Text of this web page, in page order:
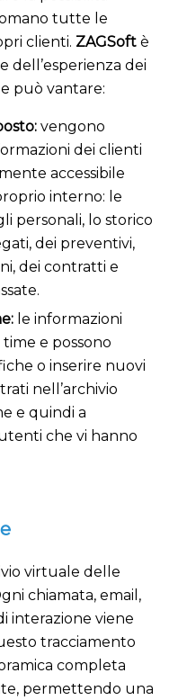
tutte le
clienti. ZAGSoftè
dell’esperienza dei
può vantare:
vengono
dei clienti
accessibile
interno: le
personali, lo storico
dei preventivi,
dei contratti e
le informazioni
e possono
o inserire nuovi
nell’archivio
e quindi a
che vi hanno
virtuale delle
chiamata, email,
interazione viene
tracciamento
completa
permettendo una